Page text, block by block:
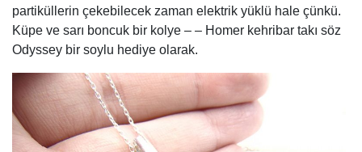
partiküllerin çekebilecek zaman elektrik yüklü hale çünkü.
Küpe ve sarı boncuk bir kolye – – Homer kehribar takı söz
Odyssey bir soylu hediye olarak.